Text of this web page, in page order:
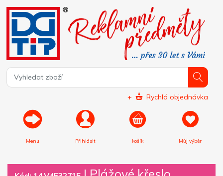
+ Rychlá objednávka
Menu Přihlásit košík Můj výběr